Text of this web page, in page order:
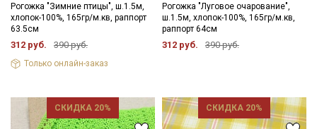
Рогожка "Зимние птицы", ш.1.5м,
хлопок-100%, 165гр/м.кв, раппорт
63.5см
312 руб. 390 руб.
Только онлайн-заказ
Рогожка "Луговое очарование",
ш.1.5м, хлопок-100%, 165гр/м.кв,
раппорт 64см
312 руб. 390 руб.
СКИДКА 20% СКИДКА 20%